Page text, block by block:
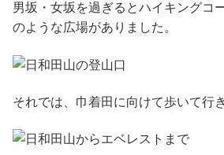
男坂・女坂を過ぎるとハイキングコ
のような広場がありました。
それでは、巾着田に向けて歩いて行